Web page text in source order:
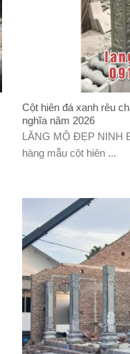
Cột hiên đá xanh rêu
nghĩa năm 2026
LĂNG MỘ ĐẸP NINH
hàng mẫu cột hiên ...